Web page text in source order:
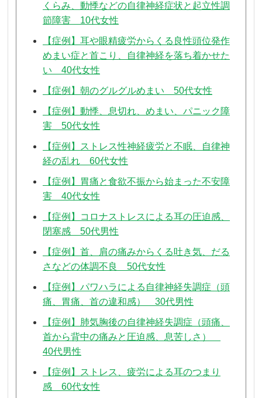
くらみ、動悸などの自律神経症状と起立性調
節障害 10代女性
【症例】耳や眼精疲労からくる良性頭位発作
めまい症と首こり、自律神経を落ち着かせた
い 40代女性
【症例】朝のグルグルめまい 50代女性
【症例】動悸、息切れ、めまい、パニック障
害 50代女性
【症例】ストレス性神経疲労と不眠、自律神
経の乱れ 60代女性
【症例】胃痛と食欲不振から始まった不安障
害 40代女性
【症例】コロナストレスによる耳の圧迫感、
閉塞感 50代男性
【症例】首、肩の痛みからくる吐き気、だる
さなどの体調不良 50代女性
【症例】パワハラによる自律神経失調症（頭
痛、胃痛、首の違和感） 30代男性
【症例】肺気胸後の自律神経失調症（頭痛、
首から背中の痛みと圧迫感、息苦しさ）
40代男性
【症例】ストレス、疲労による耳のつまり
感 60代女性